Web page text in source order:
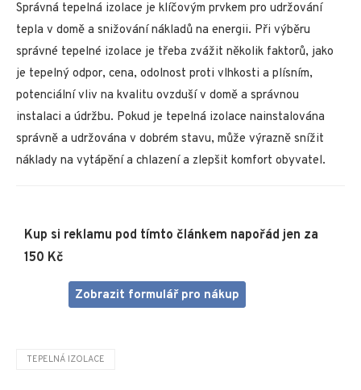
Správná tepelná izolace je klíčovým prvkem pro udržování
tepla v domě a snižování nákladů na energii. Při výběru
správné tepelné izolace je třeba zvážit několik faktorů, jako
je tepelný odpor, cena, odolnost proti vlhkosti a plísním,
potenciální vliv na kvalitu ovzduší v domě a správnou
instalaci a údržbu. Pokud je tepelná izolace nainstalována
správně a udržována v dobrém stavu, může výrazně snížit
náklady na vytápění a chlazení a zlepšit komfort obyvatel.
Kup si reklamu pod tímto článkem napořád jen za
150 Kč
Zobrazit formulář pro nákup
TEPELNÁ IZOLACE